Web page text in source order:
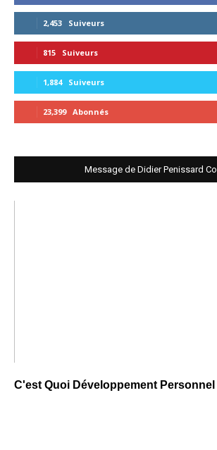
2,453 Suiveurs
815 Suiveurs
1,884 Suiveurs
23,399 Abonnés
Message de Didier Penissard
C'est Quoi Développement Personnel